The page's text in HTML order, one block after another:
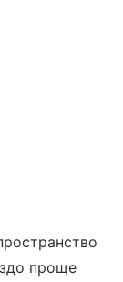
проще